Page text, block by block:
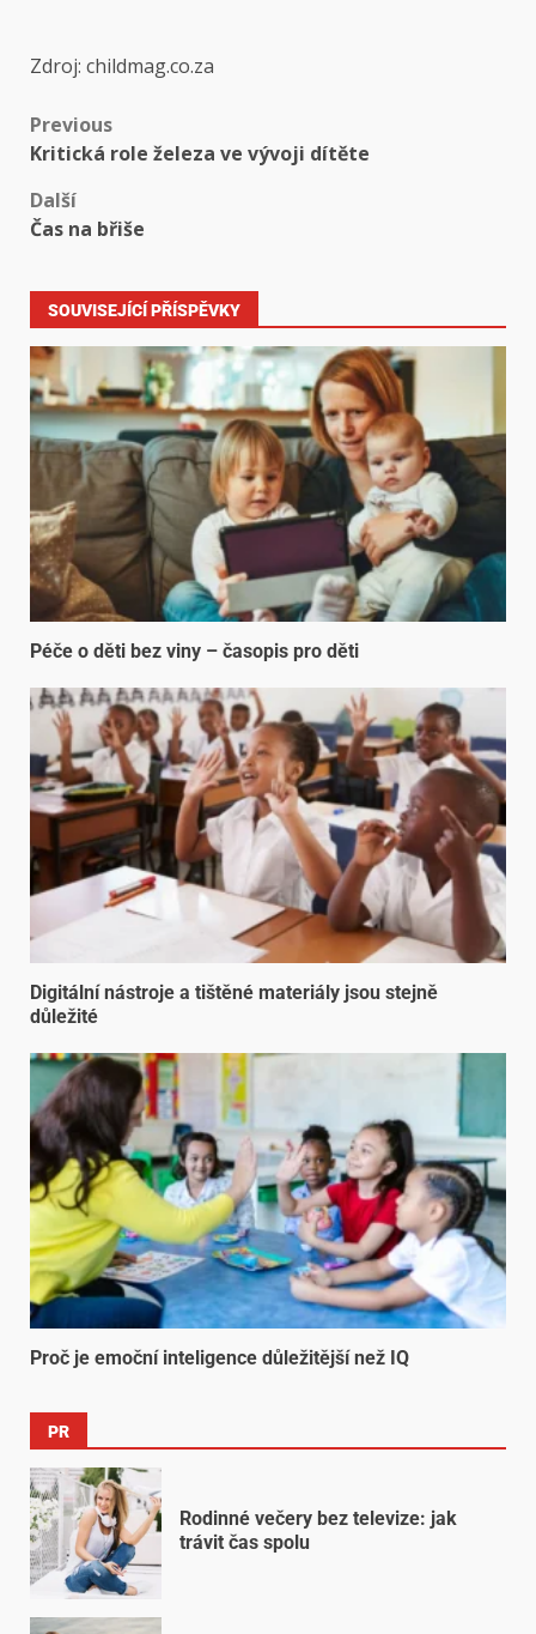
Zdroj: childmag.co.za
Previous
Kritická role železa ve vývoji dítěte
Další
Čas na břiše
SOUVISEJÍCÍ PŘÍSPĚVKY
Péče o děti bez viny – časopis pro děti
Digitální nástroje a tištěné materiály jsou stejně
důležité
Proč je emoční inteligence důležitější než IQ
PR
Rodinné večery bez televize: jak
trávit čas spolu